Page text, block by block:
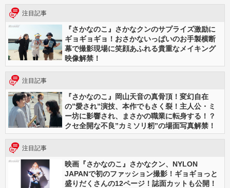
注目記事
『さかなのこ』さかなクンのサプライズ激励に
ギョギョギョ！おさかないっぱいのお手製横断
幕で撮影現場に笑顔あふれる貴重なメイキング
映像解禁！
注目記事
『さかなのこ』岡山天音の真骨頂！変幻自在
の”愛され”演技、本作でもさく裂！主人公・ミ
ー坊に影響され、まさかの職業に転身する！？
クセ全開な不良”カミソリ籾”の場面写真解禁！
注目記事
映画『さかなのこ』さかなクン、NYLON
JAPANで初のファッション撮影！ギョギョっと
盛りだくさんの12ページ！誌面カットも公開！